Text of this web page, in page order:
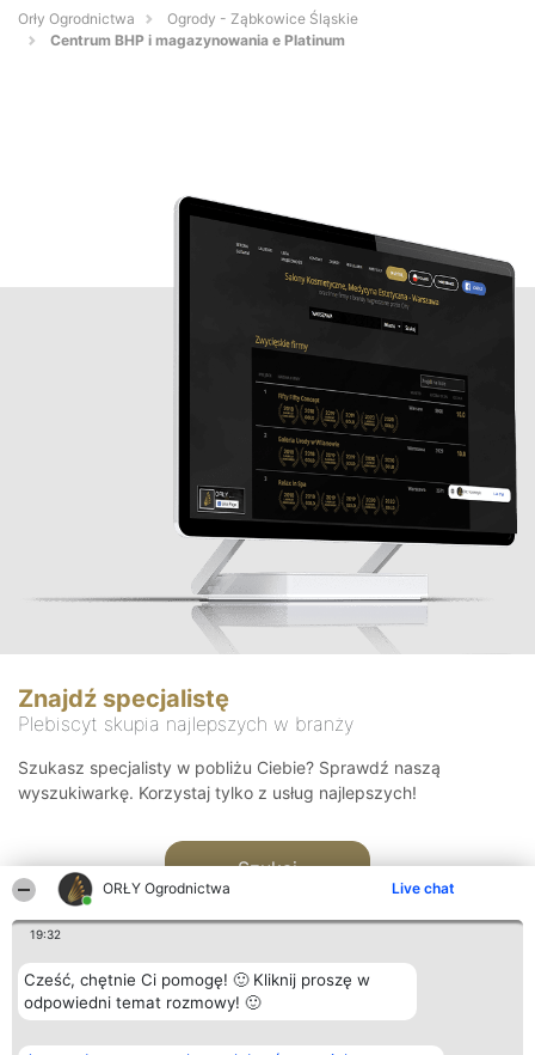
ORŁY Ogrodnictwa Live chat
19:32
Cześć, chętnie Ci pomogę! 🙂 Kliknij proszę w
odpowiedni temat rozmowy! 🙂
Orły Ogrodnictwa
Ogrody - Ząbkowice Śląskie
Centrum BHP i magazynowania e Platinum
Znajdź specjalistę
Plebiscyt skupia najlepszych w branży
Szukasz specjalisty w pobliżu Ciebie? Sprawdź naszą
wyszukiwarkę. Korzystaj tylko z usług najlepszych!
Szukaj
Organizator plebiscytu Plebiscyt Kontakt